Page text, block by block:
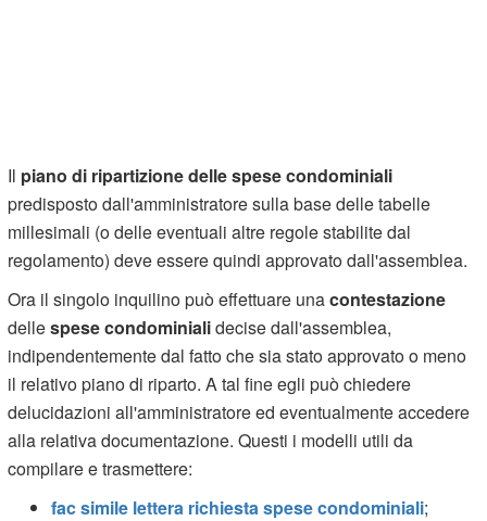
Il piano di ripartizione delle spese condominiali
predisposto dall'amministratore sulla base delle tabelle
millesimali (o delle eventuali altre regole stabilite dal
regolamento) deve essere quindi approvato dall'assemblea.
Ora il singolo inquilino può effettuare unacontestazione
dellespese condominialidecise dall'assemblea,
indipendentemente dal fatto che sia stato approvato o meno
il relativo piano di riparto. A tal fine egli può chiedere
delucidazioni all'amministratore ed eventualmente accedere
alla relativa documentazione. Questi i modelli utili da
compilare e trasmettere:
fac simile lettera richiesta spese condominiali;